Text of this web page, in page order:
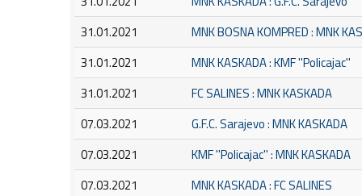
31.01.2021
MNK BOSNA KOMPRED : MNK
31.01.2021
MNK KASKADA : KMF ''Policajac''
31.01.2021
FC SALINES : MNK KASKADA
07.03.2021
G.F.C. Sarajevo : MNK KASKADA
07.03.2021
KMF ''Policajac'' : MNK KASKADA
07.03.2021
MNK KASKADA : FC SALINES